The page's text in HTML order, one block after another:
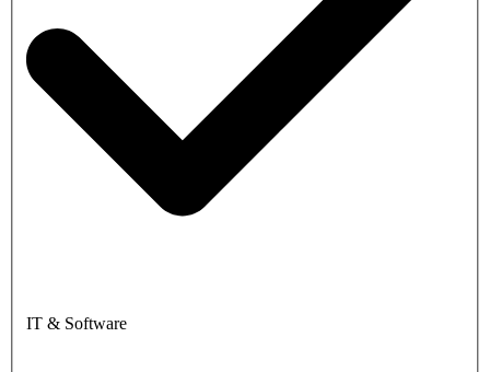
IT & Software